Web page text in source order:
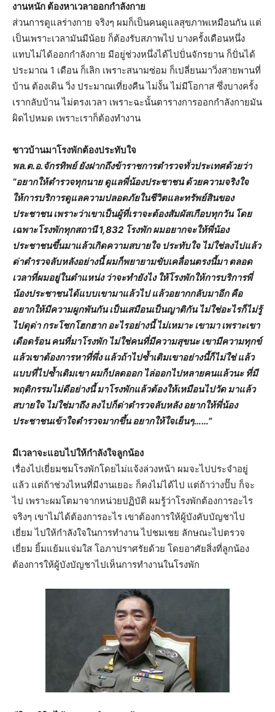
งานหนัก ต้องหาเวลาออกกำลังกาย
ส่วนการดูแลร่างกาย จริงๆ ผมก็เป็นคนดูแลสุขภาพเหมือนกัน แต่
เป็นเพราะเวลามันมีน้อย ก็ต้องรับสภาพไป บางครั้งเดือนหนึ่ง
แทบไม่ได้ออกกำลังกาย มีอยู่ช่วงหนึ่งได้ไปปั่นจักรยาน ก็ปั่นได้
ประมาณ 1 เดือน ก็เลิก เพราะสนามซ่อม ก็เปลี่ยนมาวิ่งสายพานที่
บ้าน ต้องเดิน วิ่ง ประมาณเที่ยงคืน ไม่งั้น ไม่มีโอกาส ซึ่งบางครั้ง
เรากลับบ้าน ไม่ตรงเวลา เพราะฉะนั้นตารางการออกกำลังกายมัน
ผิดไปหมด เพราะเราก็ต้องทำงาน
ชาวบ้านมาโรงพักต้องประทับใจ
พล.ต.อ.จักรทิพย์ ยังฝากถึงข้าราชการตำรวจทั่วประเทศด้วยว่า
“อยากให้ตำรวจทุกนาย ดูแลพี่น้องประชาชน ด้วยความจริงใจ
ให้การบริการดูแลความปลอดภัยในชีวิตและทรัพย์สินของ
ประชาชน เพราะว่าเขาเป็นผู้ที่เราจะต้องสัมผัสเกือบทุกวัน โดย
เฉพาะโรงพักทุกสถานี 1,832 โรงพัก ผมอยากจะให้พี่น้อง
ประชาชนขึ้นมาแล้วเกิดความสบายใจ ประทับใจ ไม่ใช่ลงไปแล้ว
ด่าตำรวจลับหลังอย่างนี้ ผมก็พยายามขับเคลื่อนตรงนี้มา ตลอด
เวลาที่ผมอยู่ในตำแหน่ง ว่าจะทำยังไง ให้โรงพักให้การบริการพี่
น้องประชาชนได้แบบเขามาแล้วไป แล้วอยากกลับมาอีก คือ
อยากให้มีความผูกพันกัน เป็นเสมือนเป็นญาติกัน ไม่ใช่อะไรก็ไม่รู้
ไปดุด่า กระโชกโฮกฮาก อะไรอย่างนี้ ไม่เหมาะ เขามา เพราะเขา
เดือดร้อน คนที่มาโรงพัก ไม่ใช่คนที่มีความสุขนะ เขามีความทุกข์
แล้วเขาต้องการหาที่พึ่ง แล้วถ้าไปซ้ำเติมเขาอย่างนี้ก็ไม่ใช่ แล้ว
แบบที่ไปซ้ำเติมเขา ผมก็ปลดออก ไล่ออกไปหลายคนแล้วนะ ที่มี
พฤติกรรมไม่ดีอย่างนี้ มาโรงพักแล้วต้องให้เหมือนไปวัด มาแล้ว
สบายใจ ไม่ใช่มาถึง ลงไปก็ด่าตำรวจลับหลัง อยากให้พี่น้อง
ประชาชนเข้าใจตำรวจมากขึ้น อยากให้ใจเย็นๆ……”
มีเวลาจะแอบไปให้กำลังใจลูกน้อง
เรื่องไปเยี่ยมชมโรงพักโดยไม่แจ้งล่วงหน้า ผมจะไปประจำอยู่
แล้ว แต่ถ้าช่วงไหนที่มีงานเยอะ ก็คงไม่ได้ไป แต่ถ้าว่างปั๊บ ก็จะ
ไป เพราะผมโตมาจากหน่วยปฏิบัติ ผมรู้ว่าโรงพักต้องการอะไร
จริงๆ เขาไม่ได้ต้องการอะไร เขาต้องการให้ผู้บังคับบัญชาไป
เยี่ยม ไปให้กำลังใจในการทำงาน ไปชมเชย ลักษณะไปตรวจ
เยี่ยม ยิ้มแย้มแจ่มใส โอภาปราศรัยด้วย โดยอาศัยสิ่งที่ลูกน้อง
ต้องการให้ผู้บังบัญชาไปเห็นการทำงานในโรงพัก